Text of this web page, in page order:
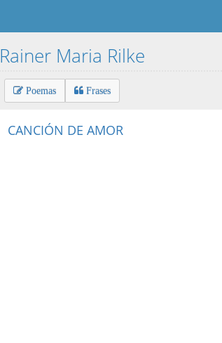
Rainer Maria Rilke
Poemas Frases
CANCIÓN DE AMOR